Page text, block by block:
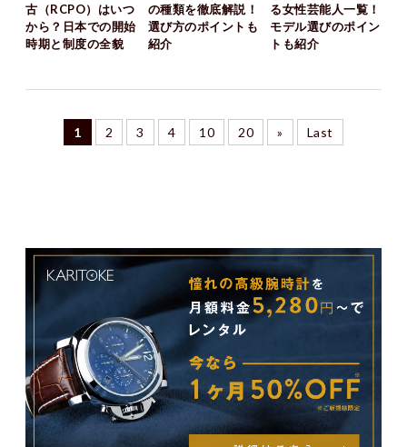
古（RCPO）はいつ
から？日本での開始
時期と制度の全貌
の種類を徹底解説！
選び方のポイントも
紹介
る女性芸能人一覧！
モデル選びのポイン
トも紹介
1 2 3 4 10 20 » Last